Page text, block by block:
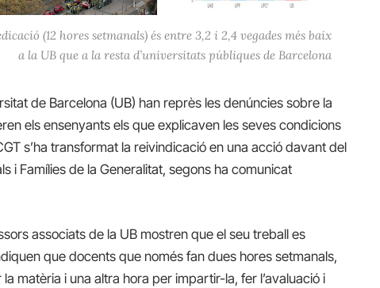
(12 hores setmanals) és entre 3,2 i 2,4 vegades més baix
a la UB que a la resta d’universitats públiques de Barcelona
de Barcelona (UB) han reprès les denúncies sobre la
els ensenyants els que explicaven les seves condicions
s’ha transformat la reivindicació en una acció davant del
i Famílies de la Generalitat, segons ha comunicat
associats de la UB mostren que el seu treball es
que docents que només fan dues hores setmanals,
matèria i una altra hora per impartir-la, fer l’avaluació i